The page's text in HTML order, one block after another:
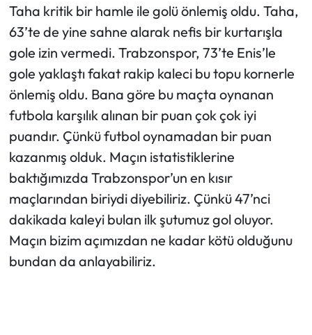
Taha kritik bir hamle ile golü önlemiş oldu. Taha,
63’te de yine sahne alarak nefis bir kurtarışla
gole izin vermedi. Trabzonspor, 73’te Enis’le
gole yaklaştı fakat rakip kaleci bu topu kornerle
önlemiş oldu. Bana göre bu maçta oynanan
futbola karşılık alınan bir puan çok çok iyi
puandır. Çünkü futbol oynamadan bir puan
kazanmış olduk. Maçın istatistiklerine
baktığımızda Trabzonspor’un en kısır
maçlarından biriydi diyebiliriz. Çünkü 47’nci
dakikada kaleyi bulan ilk şutumuz gol oluyor.
Maçın bizim açımızdan ne kadar kötü olduğunu
bundan da anlayabiliriz.